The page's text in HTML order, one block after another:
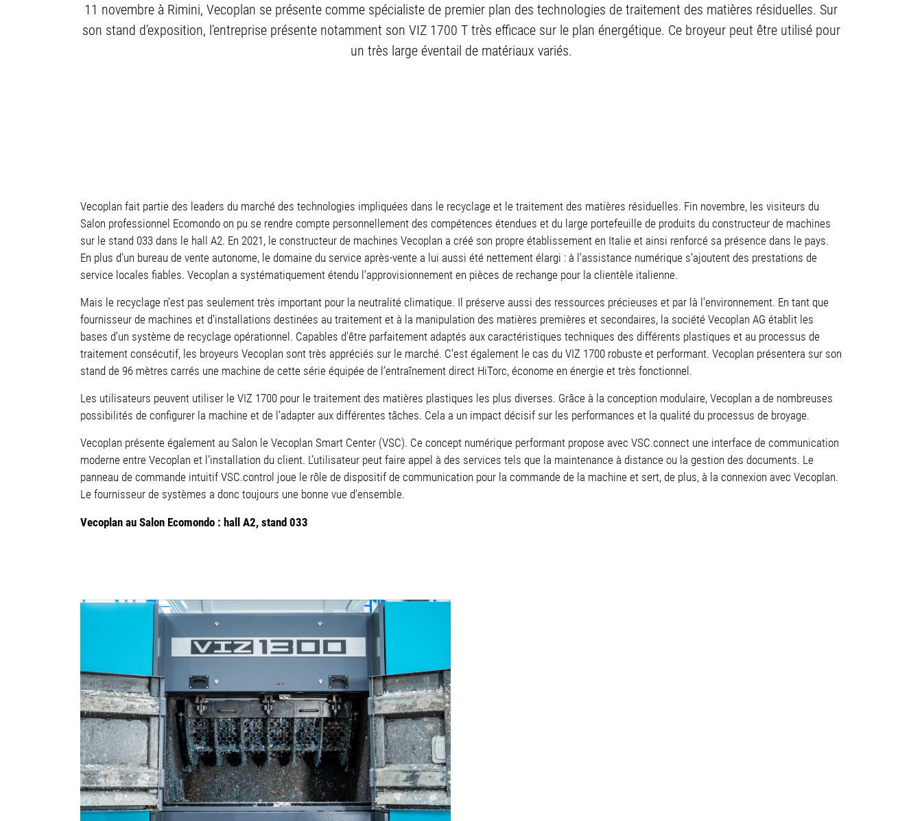
11 novembre à Rimini, Vecoplan se présente comme spécialiste de premier plan des technologies de traitement des matières résiduelles. Sur
son stand d’exposition, l’entreprise présente notamment son VIZ 1700 T très efficace sur le plan énergétique. Ce broyeur peut être utilisé pour
un très large éventail de matériaux variés.
Vecoplan fait partie des leaders du marché des technologies impliquées dans le recyclage et le traitement des matières résiduelles. Fin novembre, les visiteurs du
Salon professionnel Ecomondo on pu se rendre compte personnellement des compétences étendues et du large portefeuille de produits du constructeur de machines
sur le stand 033 dans le hall A2. En 2021, le constructeur de machines Vecoplan a créé son propre établissement en Italie et ainsi renforcé sa présence dans le pays.
En plus d’un bureau de vente autonome, le domaine du service après-vente a lui aussi été nettement élargi : à l’assistance numérique s’ajoutent des prestations de
service locales fiables. Vecoplan a systématiquement étendu l’approvisionnement en pièces de rechange pour la clientèle italienne.
Mais le recyclage n’est pas seulement très important pour la neutralité climatique. Il préserve aussi des ressources précieuses et par là l’environnement. En tant que
fournisseur de machines et d’installations destinées au traitement et à la manipulation des matières premières et secondaires, la société Vecoplan AG établit les
bases d’un système de recyclage opérationnel. Capables d’être parfaitement adaptés aux caractéristiques techniques des différents plastiques et au processus de
traitement consécutif, les broyeurs Vecoplan sont très appréciés sur le marché. C’est également le cas du VIZ 1700 robuste et performant. Vecoplan présentera sur son
stand de 96 mètres carrés une machine de cette série équipée de l’entraînement direct HiTorc, économe en énergie et très fonctionnel.
Les utilisateurs peuvent utiliser le VIZ 1700 pour le traitement des matières plastiques les plus diverses. Grâce à la conception modulaire, Vecoplan a de nombreuses
possibilités de configurer la machine et de l’adapter aux différentes tâches. Cela a un impact décisif sur les performances et la qualité du processus de broyage.
Vecoplan présente également au Salon le Vecoplan Smart Center (VSC). Ce concept numérique performant propose avec VSC.connect une interface de communication
moderne entre Vecoplan et l’installation du client. L’utilisateur peut faire appel à des services tels que la maintenance à distance ou la gestion des documents. Le
panneau de commande intuitif VSC.control joue le rôle de dispositif de communication pour la commande de la machine et sert, de plus, à la connexion avec Vecoplan.
Le fournisseur de systèmes a donc toujours une bonne vue d’ensemble.
Vecoplan au Salon Ecomondo : hall A2, stand 033